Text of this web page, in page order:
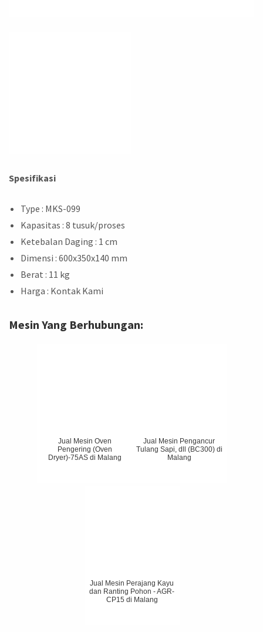
Spesifikasi
Type : MKS-099
Kapasitas : 8 tusuk/proses
Ketebalan Daging : 1 cm
Dimensi : 600x350x140 mm
Berat : 11 kg
Harga : Kontak Kami
Mesin Yang Berhubungan:
Jual Mesin Oven
Pengering (Oven
Dryer)-75AS di Malang
Jual Mesin Pengancur
Tulang Sapi, dll (BC300) di
Malang
Jual Mesin Perajang Kayu
dan Ranting Pohon - AGR-
CP15 di Malang